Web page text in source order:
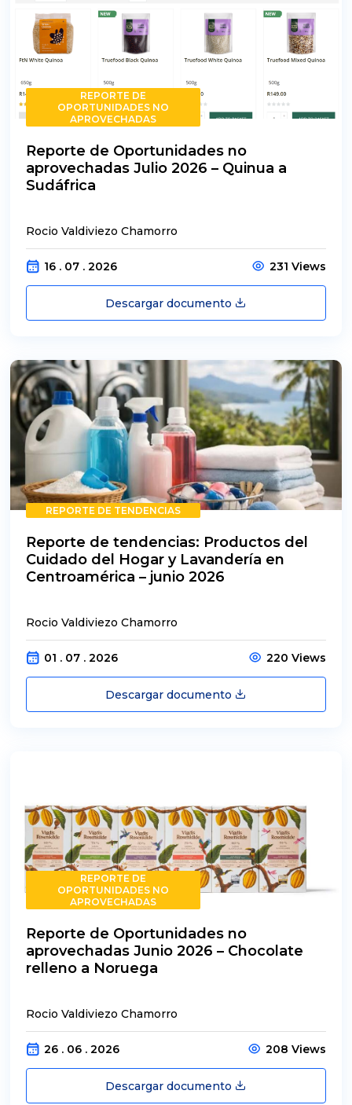
REPORTE DE
OPORTUNIDADES NO
APROVECHADAS
Reporte de Oportunidades no
aprovechadas Julio 2026 – Quinua a
Sudáfrica
Rocio Valdiviezo Chamorro
16 . 07 . 2026 231 Views
Descargar documento
REPORTE DE TENDENCIAS
Reporte de tendencias: Productos del
Cuidado del Hogar y Lavandería en
Centroamérica – junio 2026
Rocio Valdiviezo Chamorro
01 . 07 . 2026 220 Views
Descargar documento
REPORTE DE
OPORTUNIDADES NO
APROVECHADAS
Reporte de Oportunidades no
aprovechadas Junio 2026 – Chocolate
relleno a Noruega
Rocio Valdiviezo Chamorro
26 . 06 . 2026 208 Views
Descargar documento